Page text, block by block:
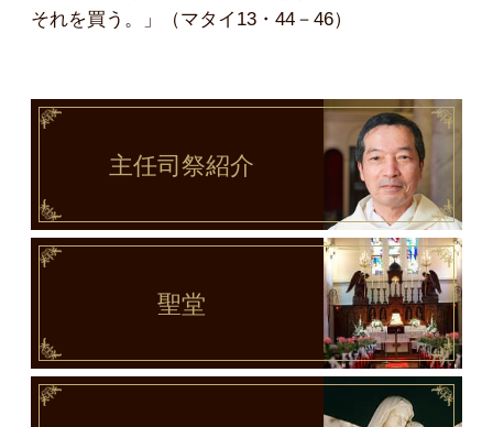
それを買う。」（マタイ13・44－46）
主任司祭紹介
聖堂